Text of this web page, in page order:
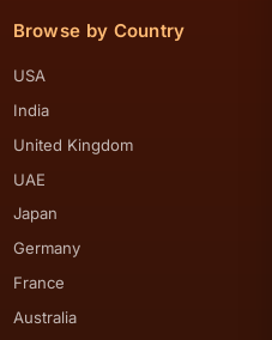
Browse by Country
USA
India
United Kingdom
UAE
Japan
Germany
France
Australia